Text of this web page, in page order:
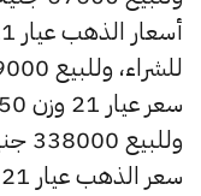
للشراء، وللبيع 169000 جنيه.
وللبيع 338000 جنيه.